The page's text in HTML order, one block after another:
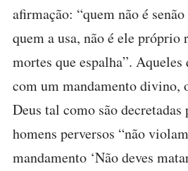
afirmação: “quem não é
quem a usa, não é ele próprio
mortes que espalha”. Aqueles
com um mandamento divino,
Deus tal como são
homens perversos “não
mandamento ‘Não deves